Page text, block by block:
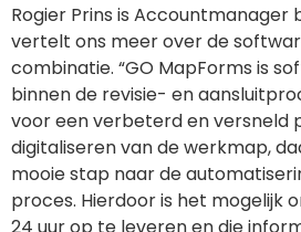
Rogier Prins is Accountmanager
vertelt ons meer over de
combinatie. “GO MapForms is
binnen de revisie- en
voor een verbeterd en versneld
digitaliseren van de werkmap,
mooie stap naar de
proces. Hierdoor is het mogelijk